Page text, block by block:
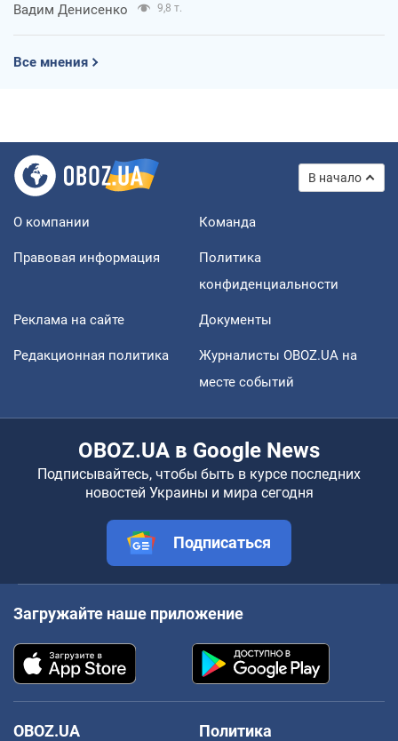
Вадим Денисенко 9,8 т.
Все мнения
В начало
О компании Команда
Правовая информация
Политика
конфиденциальности
Реклама на сайте Документы
Редакционная политика
Журналисты OBOZ.UA на
месте событий
OBOZ.UA в Google News
Подписывайтесь, чтобы быть в курсе последних
новостей Украины и мира сегодня
Подписаться
Загружайте наше приложение
OBOZ.UA
Политика